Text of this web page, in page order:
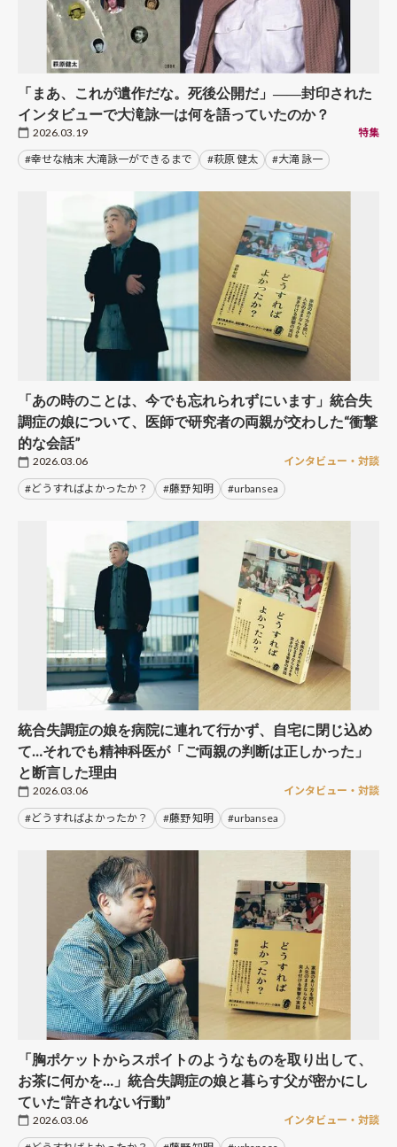
「まあ、これが遺作だな。死後公開だ」――封印された
インタビューで大滝詠一は何を語っていたのか？
2026.03.19 特集
#幸せな結末 大滝詠一ができるまで #萩原 健太 #大滝 詠一
「あの時のことは、今でも忘れられずにいます」統合失
調症の娘について、医師で研究者の両親が交わした“衝撃
的な会話”
2026.03.06 インタビュー・対談
#どうすればよかったか？ #藤野 知明 #urbansea
統合失調症の娘を病院に連れて行かず、自宅に閉じ込め
て…それでも精神科医が「ご両親の判断は正しかった」
と断言した理由
2026.03.06 インタビュー・対談
#どうすればよかったか？ #藤野 知明 #urbansea
「胸ポケットからスポイトのようなものを取り出して、
お茶に何かを…」統合失調症の娘と暮らす父が密かにし
ていた“許されない行動”
2026.03.06 インタビュー・対談